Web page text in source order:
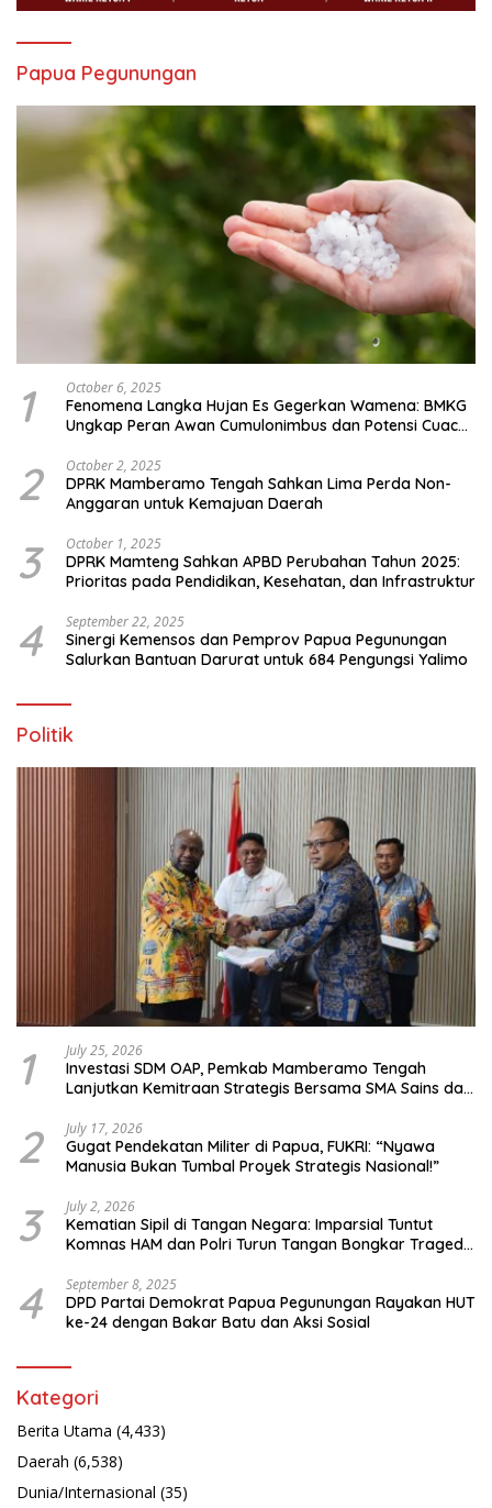
Papua Pegunungan
1 October 6, 2025
Fenomena Langka Hujan Es Gegerkan Wamena: BMKG
Ungkap Peran Awan Cumulonimbus dan Potensi Cuaca
2 October 2, 2025
DPRK Mamberamo Tengah Sahkan Lima Perda Non-
Anggaran untuk Kemajuan Daerah
3 October 1, 2025
DPRK Mamteng Sahkan APBD Perubahan Tahun 2025:
Prioritas pada Pendidikan, Kesehatan, dan Infrastruktur
4 September 22, 2025
Sinergi Kemensos dan Pemprov Papua Pegunungan
Salurkan Bantuan Darurat untuk 684 Pengungsi Yalimo
Politik
1 July 25, 2026
Investasi SDM OAP, Pemkab Mamberamo Tengah
Lanjutkan Kemitraan Strategis Bersama SMA Sains dan
2 July 17, 2026
Gugat Pendekatan Militer di Papua, FUKRI: “Nyawa
Manusia Bukan Tumbal Proyek Strategis Nasional!”
3 July 2, 2026
Kematian Sipil di Tangan Negara: Imparsial Tuntut
Komnas HAM dan Polri Turun Tangan Bongkar Tragedi
4 September 8, 2025
DPD Partai Demokrat Papua Pegunungan Rayakan HUT
ke-24 dengan Bakar Batu dan Aksi Sosial
Kategori
Berita Utama (4,433)
Daerah (6,538)
Dunia/Internasional (35)